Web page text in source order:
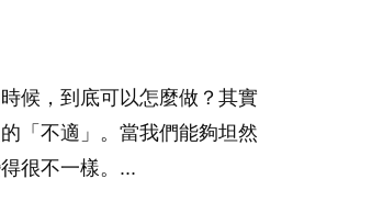
候，到底可以怎麼做？其實
「不適」。當我們能夠坦然
很不一樣。...